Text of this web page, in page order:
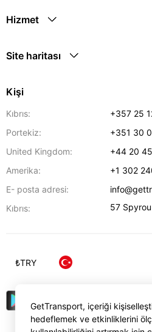
Hizmet
Site haritası
Kişi
Kıbrıs:
+357 25
Portekiz:
+351 30
United Kingdom:
+44 20
Amerika:
+1 302
E- posta adresi:
Kıbrıs:
57
₺TRY
GetTransport, içeriği
hedeflemek ve etkinliklerini